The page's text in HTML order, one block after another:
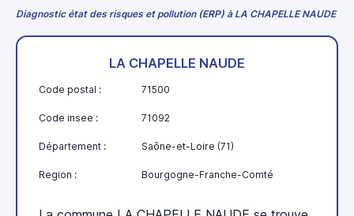
Diagnostic état des risques et pollution (ERP) à LA CHAPELLE NAUDE
LA CHAPELLE NAUDE
Code postal : 71500
Code insee : 71092
Département : Saône-et-Loire (71)
Region : Bourgogne-Franche-Comté